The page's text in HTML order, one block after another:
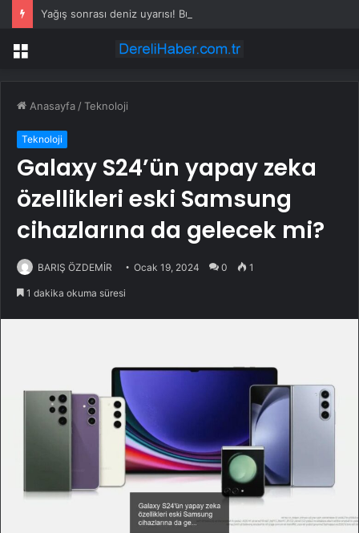
Menü
Anasayfa /Teknoloji
Teknoloji
Galaxy S24’ün yapay zeka
özellikleri eski Samsung
cihazlarına da gelecek mi?
BARIŞ ÖZDEMİR Ocak 19, 2024 0 1
1 dakika okuma süresi